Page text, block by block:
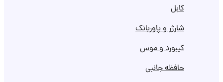
کابل
شارژر و پاوربانک
کیبورد و موس
حافظه جانبی